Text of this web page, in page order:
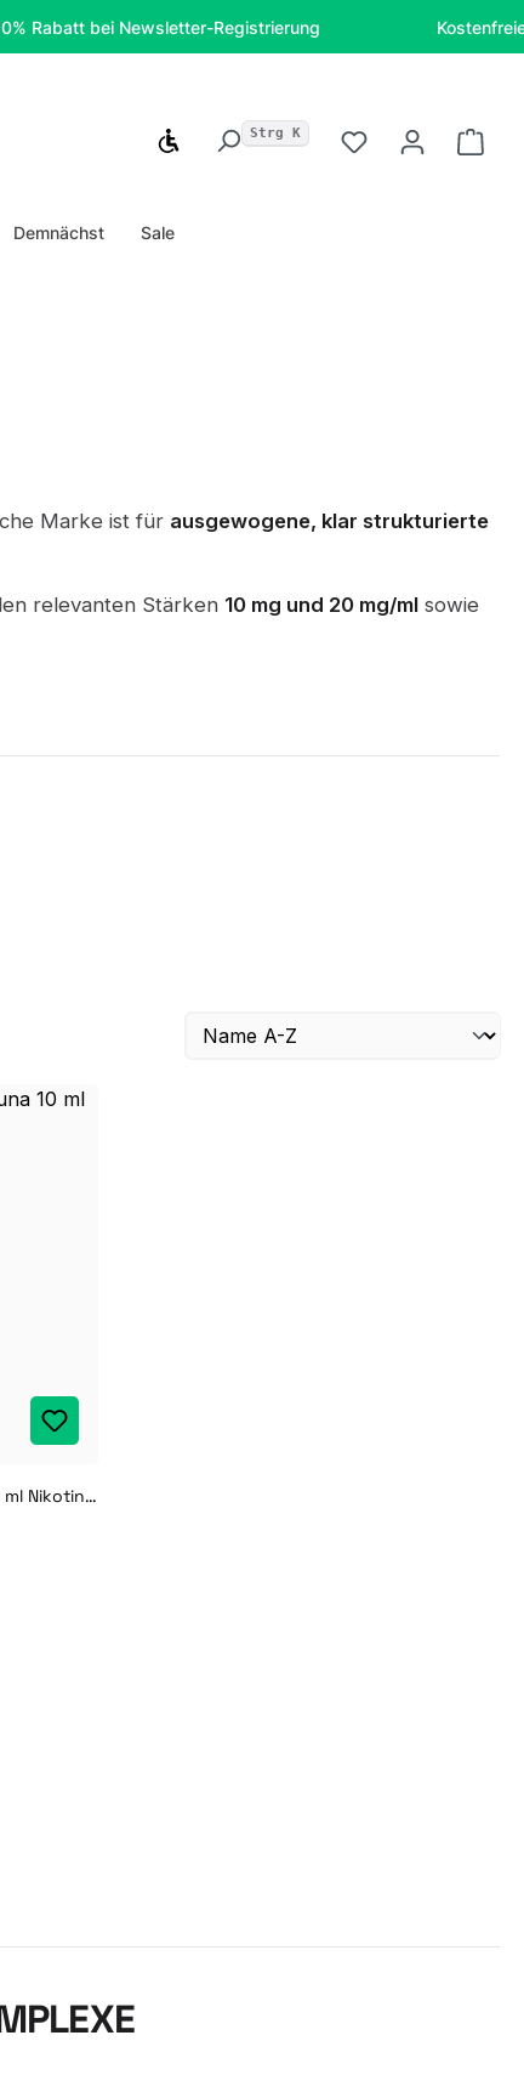
bei Newsletter-Registrierung Kostenfreie
Werkzeugleiste anzeigen
Strg K Du hast 0
Demnächst Sale
Marke ist für ausgewogene, klar strukturierte
relevanten Stärken 10 mg und 20 mg/mlsowie
Antimatter Intense Nova Luna 10 ml Nikotinsalz Liquid